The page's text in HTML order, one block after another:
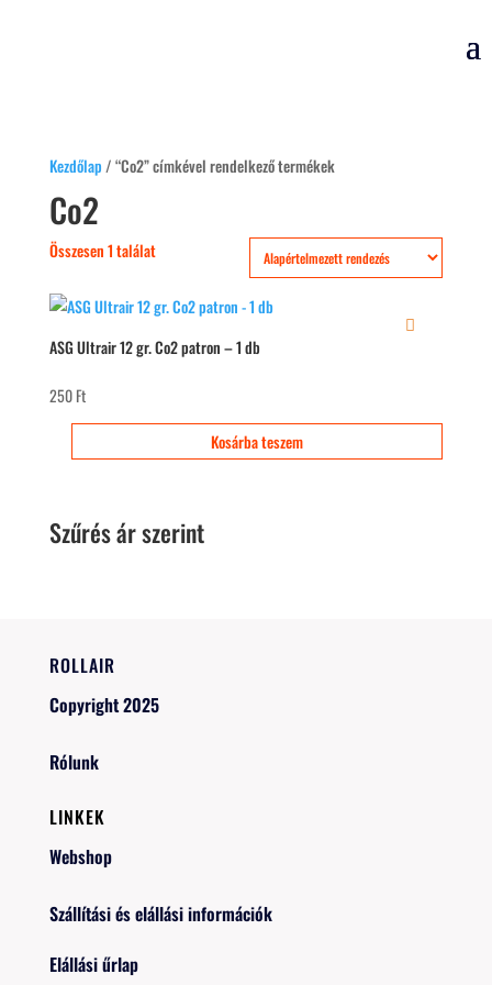
Kezdőlap / “Co2” címkével rendelkező termékek
Co2
Összesen 1 találat
ASG Ultrair 12 gr. Co2 patron – 1 db
250Ft
Kosárba teszem
Szűrés ár szerint
ROLLAIR
Copyright 2025
Rólunk
LINKEK
Webshop
Szállítási és elállási információk
Elállási űrlap